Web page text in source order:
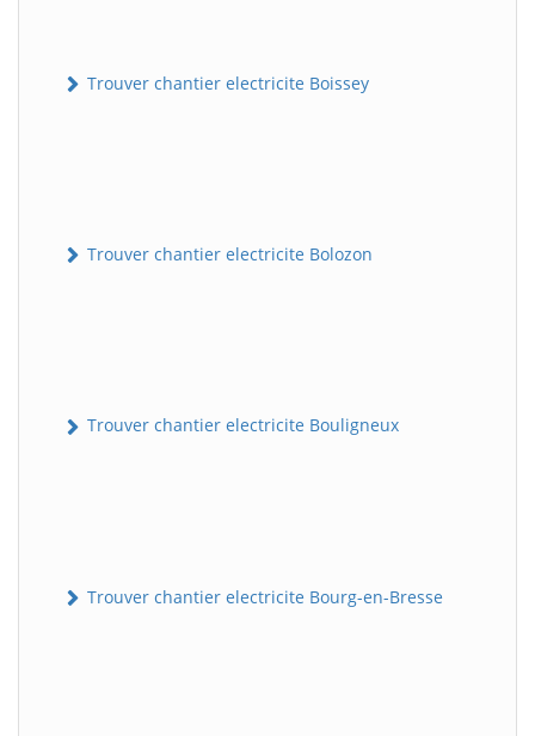
Trouver chantier electricite Boissey
Trouver chantier electricite Bolozon
Trouver chantier electricite Bouligneux
Trouver chantier electricite Bourg-en-Bresse